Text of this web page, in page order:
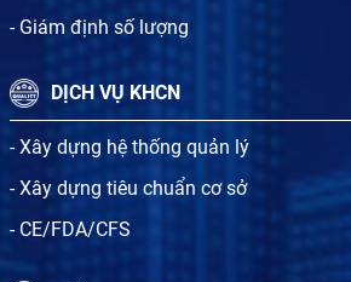
- Giám định số lượng
DỊCH VỤ KHCN
- Xây dựng hệ thống quản lý
- Xây dựng tiêu chuẩn cơ sở
- CE/FDA/CFS